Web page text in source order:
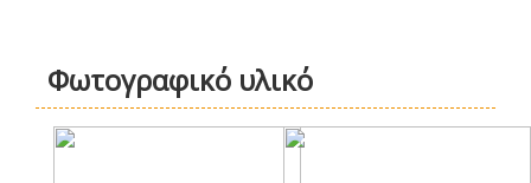
Φωτογραφικό υλικό